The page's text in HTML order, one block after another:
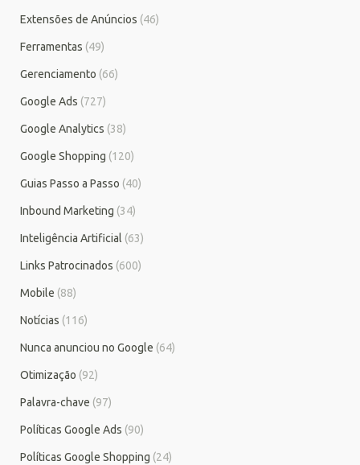
Extensões de Anúncios (46)
Ferramentas (49)
Gerenciamento (66)
Google Ads (727)
Google Analytics (38)
Google Shopping (120)
Guias Passo a Passo (40)
Inbound Marketing (34)
Inteligência Artificial (63)
Links Patrocinados (600)
Mobile (88)
Notícias (116)
Nunca anunciou no Google (64)
Otimização (92)
Palavra-chave (97)
Políticas Google Ads (90)
Políticas Google Shopping (24)